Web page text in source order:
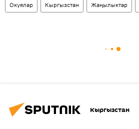
Окуялар Кыргызстан Жаңылыктар
Кыргызстан